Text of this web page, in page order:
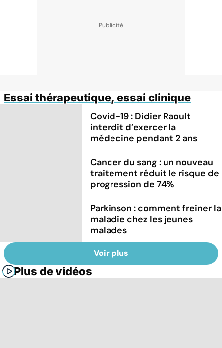
Essai thérapeutique, essai clinique
Covid-19 : Didier Raoult
interdit d’exercer la
médecine pendant 2 ans
Cancer du sang : un nouveau
traitement réduit le risque de
progression de 74%
Parkinson : comment freiner la
maladie chez les jeunes
malades
Voir plus
Plus de vidéos